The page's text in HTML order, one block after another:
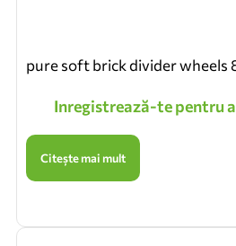
pure soft brick divider wheels
Inregistrează-te pentru
Citește mai mult